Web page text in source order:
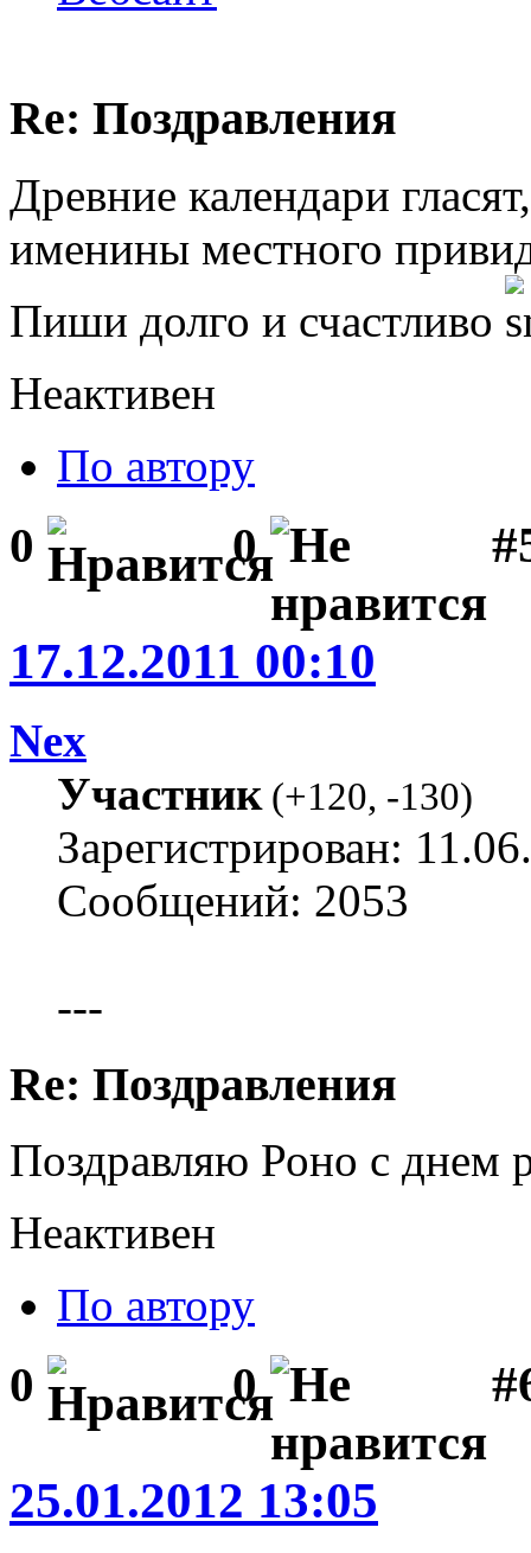
Re: Поздравления
Древние календари
именины местного
Пиши долго и счастливо
Неактивен
По автору
0 0
17.12.2011 00:10
Nex
Участник(+120, -130)
Зарегистрирован:
Сообщений: 2053
---
Re: Поздравления
Поздравляю Роно с днем
Неактивен
По автору
0 0
25.01.2012 13:05